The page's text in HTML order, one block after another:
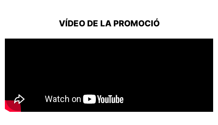
VÍDEO DE LA PROMOCIÓ